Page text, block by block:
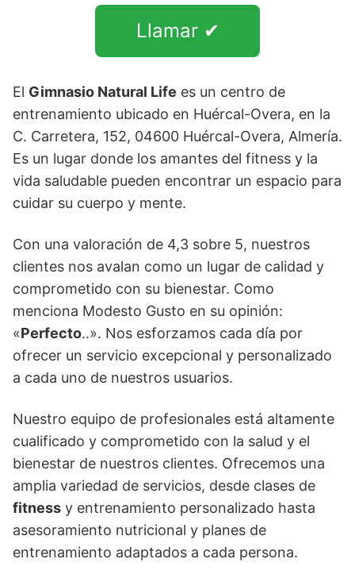
Llamar ✔
El Gimnasio Natural Life es un centro de
entrenamiento ubicado en Huércal-Overa, en la
C. Carretera, 152, 04600 Huércal-Overa, Almería.
Es un lugar donde los amantes del fitness y la
vida saludable pueden encontrar un espacio para
cuidar su cuerpo y mente.
Con una valoración de 4,3 sobre 5, nuestros
clientes nos avalan como un lugar de calidad y
comprometido con su bienestar. Como
menciona Modesto Gusto en su opinión:
«Perfecto..». Nos esforzamos cada día por
ofrecer un servicio excepcional y personalizado
a cada uno de nuestros usuarios.
Nuestro equipo de profesionales está altamente
cualificado y comprometido con la salud y el
bienestar de nuestros clientes. Ofrecemos una
amplia variedad de servicios, desde clases de
fitness y entrenamiento personalizado hasta
asesoramiento nutricional y planes de
entrenamiento adaptados a cada persona.